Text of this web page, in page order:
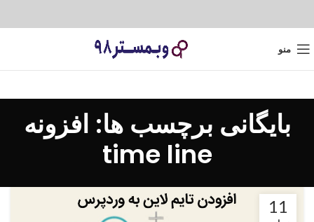
منو
بایگانی برچسب ها: افزونه
time line
11